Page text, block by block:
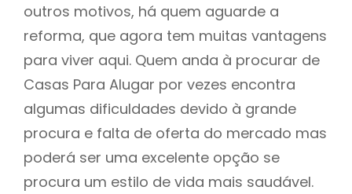
outros motivos, há quem aguarde a
reforma, que agora tem muitas vantagens
para viver aqui. Quem anda à procurar de
Casas Para Alugar por vezes encontra
algumas dificuldades devido à grande
procura e falta de oferta do mercado mas
poderá ser uma excelente opção se
procura um estilo de vida mais saudável.